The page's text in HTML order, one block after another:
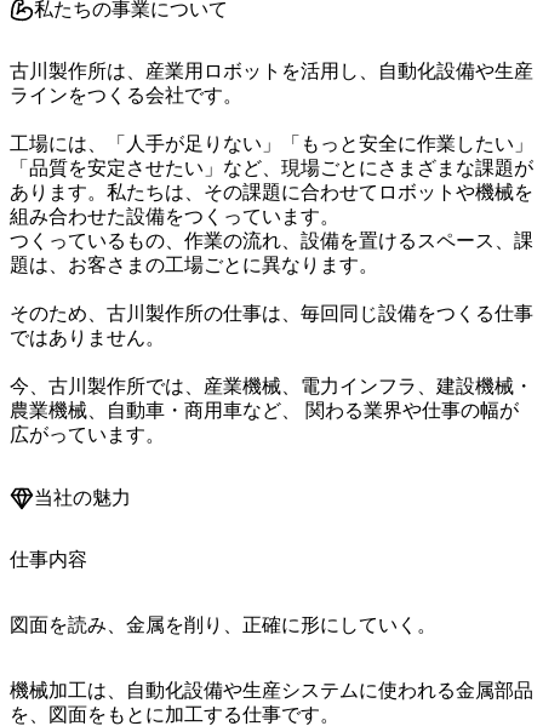
私たちの事業について
古川製作所は、産業用ロボットを活用し、自動化設備や生産
ラインをつくる会社です。
工場には、「人手が足りない」「もっと安全に作業したい」
「品質を安定させたい」など、現場ごとにさまざまな課題が
あります。私たちは、その課題に合わせてロボットや機械を
組み合わせた設備をつくっています。
つくっているもの、作業の流れ、設備を置けるスペース、課
題は、お客さまの工場ごとに異なります。
そのため、古川製作所の仕事は、毎回同じ設備をつくる仕事
ではありません。
今、古川製作所では、産業機械、電力インフラ、建設機械・
農業機械、自動車・商用車など、 関わる業界や仕事の幅が
広がっています。
当社の魅力
仕事内容
図面を読み、金属を削り、正確に形にしていく。
機械加工は、自動化設備や生産システムに使われる金属部品
を、図面をもとに加工する仕事です。